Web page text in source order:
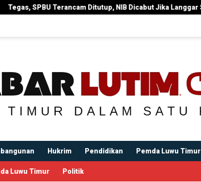
Ditutup, NIB Dicabut Jika Langgar Surat Edaran Bupati
Hukrim Pendidikan Pemda Luwu Timur
Luwu Timur Politik